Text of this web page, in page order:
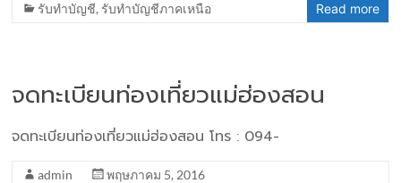
รับทำบัญชี, รับทำบัญชีภาคเหนือ Read more
จดทะเบียนท่องเที่ยวแม่ฮ่องสอน
จดทะเบียนท่องเที่ยวแม่ฮ่องสอน โทร : 094-
admin
พฤษภาคม 5, 2016